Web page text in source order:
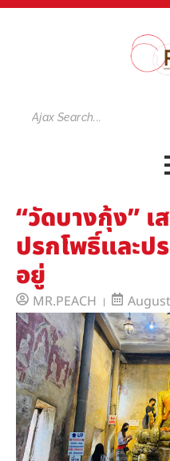
“วัดบางกุ้ง”
ปรกโพธิ์และป
อยู่
MR.PEACH